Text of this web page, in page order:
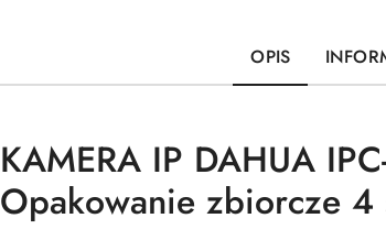
OPIS
KAMERA IP DAHUA
Opakowanie zbiorcze 4